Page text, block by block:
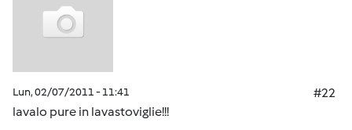
Lun, 02/07/2011 - 11:41
#22
lavalo pure in lavastoviglie!!!